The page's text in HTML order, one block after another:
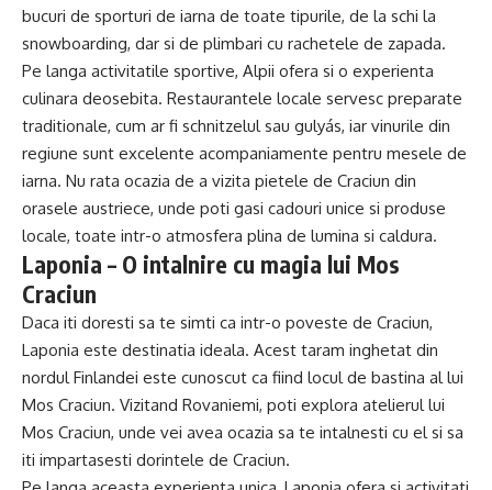
bucuri de sporturi de iarna de toate tipurile, de la schi la
snowboarding, dar si de plimbari cu rachetele de zapada.
Pe langa activitatile sportive, Alpii ofera si o experienta
culinara deosebita. Restaurantele locale servesc preparate
traditionale, cum ar fi schnitzelul sau gulyás, iar vinurile din
regiune sunt excelente acompaniamente pentru mesele de
iarna. Nu rata ocazia de a vizita pietele de Craciun din
orasele austriece, unde poti gasi cadouri unice si produse
locale, toate intr-o atmosfera plina de lumina si caldura.
Laponia – O intalnire cu magia lui Mos
Craciun
Daca iti doresti sa te simti ca intr-o poveste de Craciun,
Laponia este destinatia ideala. Acest taram inghetat din
nordul Finlandei este cunoscut ca fiind locul de bastina al lui
Mos Craciun. Vizitand Rovaniemi, poti explora atelierul lui
Mos Craciun, unde vei avea ocazia sa te intalnesti cu el si sa
iti impartasesti dorintele de Craciun.